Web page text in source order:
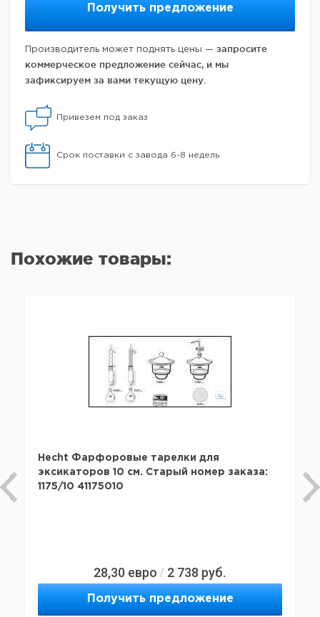
Получить предложение
Производитель может поднять цены — запросите
коммерческое предложение сейчас, и мы
зафиксируем за вами текущую цену.
Привезем под заказ
Срок поставки с завода 6-8 недель
Похожие товары:
Hecht Фарфоровые тарелки для
эксикаторов 10 см. Старый номер заказа:
1175/10 41175010
28,30 евро / 2 738 руб.
Получить предложение